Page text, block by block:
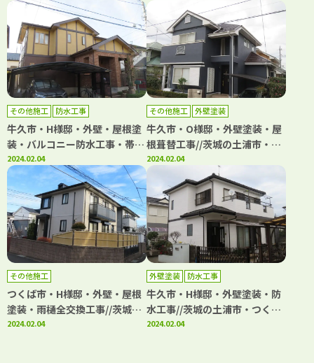
その他施工 防水工事
牛久市・H様邸・外壁・屋根塗
装・バルコニー防水工事・帯板
板金工事
2024.02.04
その他施工 外壁塗装
牛久市・O様邸・外壁塗装・屋
根葺替工事//茨城の土浦市・つ
くば市・牛久市・龍ヶ崎市・取
手市・阿見町で外壁塗装・屋根
塗装をするならハウスメイク牛
久へ
2024.02.04
その他施工
つくば市・H様邸・外壁・屋根
塗装・雨樋全交換工事//茨城の
土浦市・つくば市・牛久市・龍
2024.02.04
外壁塗装 防水工事
牛久市・H様邸・外壁塗装・防
水工事//茨城の土浦市・つくば
市・牛久市・龍ヶ崎市・取手
2024.02.04